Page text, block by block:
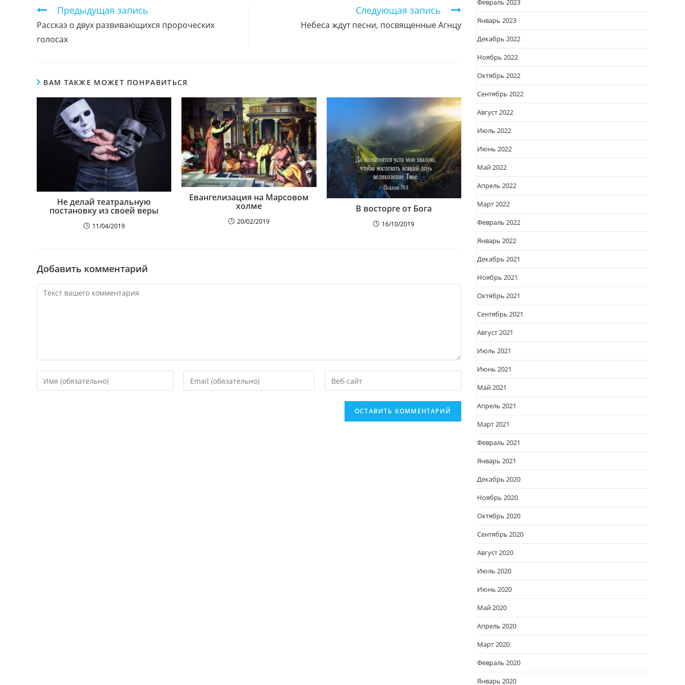
Продолжить
чтение
Предыдущая запись
Рассказ о двух развивающихся пророческих
голосах
Следующая запись
Небеса ждут песни, посвященные Агнцу
ВАМ ТАКЖЕ МОЖЕТ ПОНРАВИТЬСЯ
Не делай театральную
постановку из своей веры
11/04/2019
Евангелизация на Марсовом
холме
20/02/2019
В восторге от Бога
16/10/2019
Добавить комментарий
Февраль 2023
Январь 2023
Декабрь 2022
Ноябрь 2022
Октябрь 2022
Сентябрь 2022
Август 2022
Июль 2022
Июнь 2022
Май 2022
Апрель 2022
Март 2022
Февраль 2022
Январь 2022
Декабрь 2021
Ноябрь 2021
Октябрь 2021
Сентябрь 2021
Август 2021
Июль 2021
Июнь 2021
Май 2021
Апрель 2021
Март 2021
Февраль 2021
Январь 2021
Декабрь 2020
Ноябрь 2020
Октябрь 2020
Сентябрь 2020
Август 2020
Июль 2020
Июнь 2020
Май 2020
Апрель 2020
Март 2020
Февраль 2020
Январь 2020